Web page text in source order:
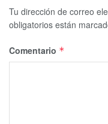
Tu dirección de correo
obligatorios están
Comentario *